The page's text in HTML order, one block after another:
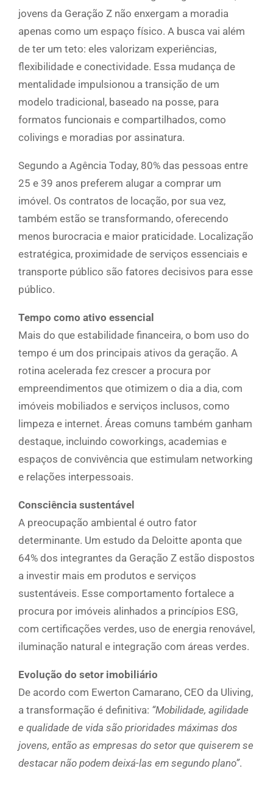
jovens da Geração Z não enxergam a moradia
apenas como um espaço físico. A busca vai além
de ter um teto: eles valorizam experiências,
flexibilidade e conectividade. Essa mudança de
mentalidade impulsionou a transição de um
modelo tradicional, baseado na posse, para
formatos funcionais e compartilhados, como
colivings e moradias por assinatura.
Segundo a Agência Today, 80% das pessoas entre
25 e 39 anos preferem alugar a comprar um
imóvel. Os contratos de locação, por sua vez,
também estão se transformando, oferecendo
menos burocracia e maior praticidade. Localização
estratégica, proximidade de serviços essenciais e
transporte público são fatores decisivos para esse
público.
Tempo como ativo essencial
Mais do que estabilidade financeira, o bom uso do
tempo é um dos principais ativos da geração. A
rotina acelerada fez crescer a procura por
empreendimentos que otimizem o dia a dia, com
imóveis mobiliados e serviços inclusos, como
limpeza e internet. Áreas comuns também ganham
destaque, incluindo coworkings, academias e
espaços de convivência que estimulam networking
e relações interpessoais.
Consciência sustentável
A preocupação ambiental é outro fator
determinante. Um estudo da Deloitte aponta que
64% dos integrantes da Geração Z estão dispostos
a investir mais em produtos e serviços
sustentáveis. Esse comportamento fortalece a
procura por imóveis alinhados a princípios ESG,
com certificações verdes, uso de energia renovável,
iluminação natural e integração com áreas verdes.
Evolução do setor imobiliário
De acordo com Ewerton Camarano, CEO da Uliving,
a transformação é definitiva: “Mobilidade, agilidade
e qualidade de vida são prioridades máximas dos
jovens, então as empresas do setor que quiserem se
destacar não podem deixá-las em segundo plano”.